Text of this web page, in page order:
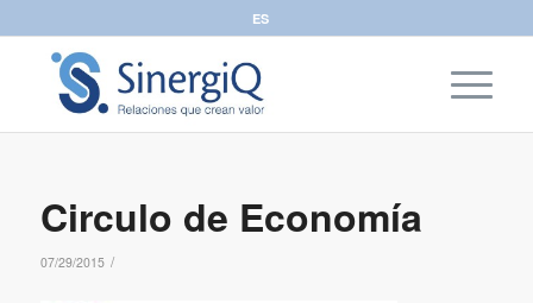
ES
Circulo de Economía
07/29/2015 /